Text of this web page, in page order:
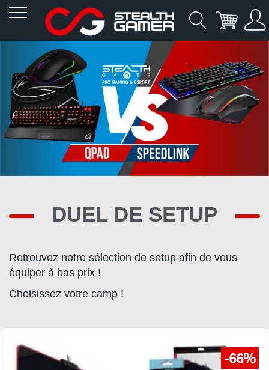
contenu
DUEL DE SETUP
Retrouvez notre sélection de setup afin de vous
équiper à bas prix !
Choisissez votre camp !
-66%